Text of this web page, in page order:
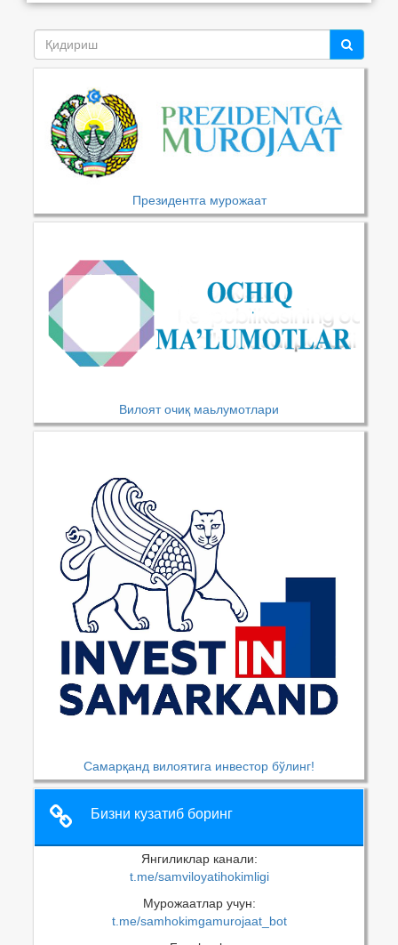
Президентга мурожаат
Вилоят очиқ маьлумотлари
Самарқанд вилоятига инвестор бўлинг!
Бизни кузатиб боринг
Янгиликлар канали:
t.me/samviloyatihokimligi
Мурожаатлар учун:
t.me/samhokimgamurojaat_bot